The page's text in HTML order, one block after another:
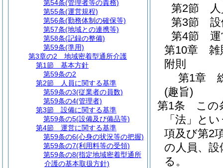
第2節
第3節
第4節
第10章
雑
附則
第1章
(趣旨)
第1条
この
「法」と
項及び第2
の人員、
る。
第54条(管理者等の責務)
第55条(運営規程)
第56条(勤務体制の確保等)
第57条(地域との連携等)
第58条(記録の整備)
第59条(準用)
第3章の2
地域密着型通所介護
第1節
基本方針
第59条の2
第2節
人員に関する基準
第59条の3(従業者の員数)
第59条の4(管理者)
第3節
設備に関する基準
第59条の5(設備及び備品等)
第4節
運営に関する基準
第59条の6(心身の状況等の把握)
第59条の7(利用料等の受領)
第59条の8(指定地域密着型通所
介護の基本取扱方針)